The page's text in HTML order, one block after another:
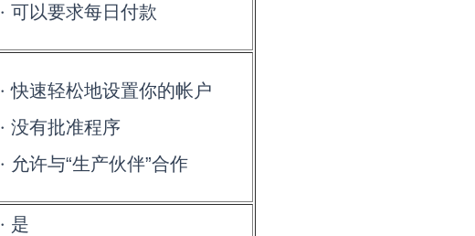
· 可以要求每日付款
· 快速轻松地设置你的帐户
· 没有批准程序
· 允许与“生产伙伴”合作
· 是